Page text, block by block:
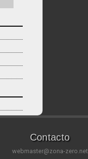
Contacto
webmaster@zona-zero.net